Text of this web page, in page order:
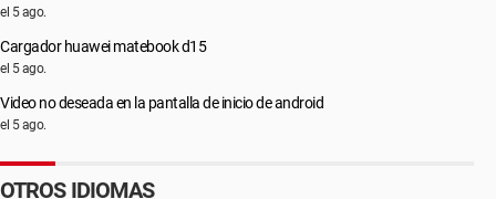
el 5 ago.
Cargador huawei matebook d15
el 5 ago.
Video no deseada en la pantalla de inicio de android
el 5 ago.
OTROS IDIOMAS